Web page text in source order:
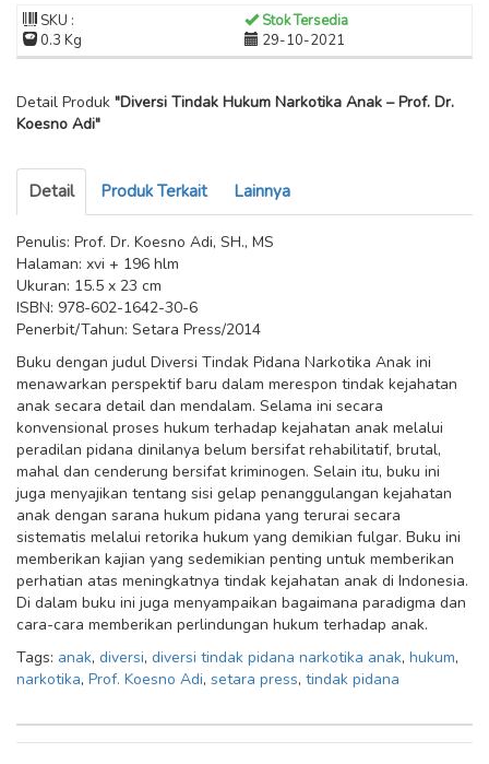
SKU :
Stok Tersedia
0.3 Kg
29-10-2021
Detail Produk "Diversi Tindak Hukum Narkotika Anak – Prof. Dr.
Koesno Adi"
Detail Produk Terkait Lainnya
Penulis: Prof. Dr. Koesno Adi, SH., MS
Halaman: xvi + 196 hlm
Ukuran: 15.5 x 23 cm
ISBN: 978-602-1642-30-6
Penerbit/Tahun: Setara Press/2014
Buku dengan judul Diversi Tindak Pidana Narkotika Anak ini
menawarkan perspektif baru dalam merespon tindak kejahatan
anak secara detail dan mendalam. Selama ini secara
konvensional proses hukum terhadap kejahatan anak melalui
peradilan pidana dinilanya belum bersifat rehabilitatif, brutal,
mahal dan cenderung bersifat kriminogen. Selain itu, buku ini
juga menyajikan tentang sisi gelap penanggulangan kejahatan
anak dengan sarana hukum pidana yang terurai secara
sistematis melalui retorika hukum yang demikian fulgar. Buku ini
memberikan kajian yang sedemikian penting untuk memberikan
perhatian atas meningkatnya tindak kejahatan anak di Indonesia.
Di dalam buku ini juga menyampaikan bagaimana paradigma dan
cara-cara memberikan perlindungan hukum terhadap anak.
Tags: anak, diversi, diversi tindak pidana narkotika anak, hukum,
narkotika, Prof. Koesno Adi, setara press, tindak pidana